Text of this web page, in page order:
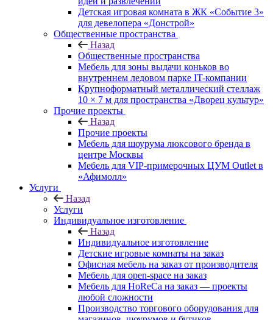
Детская игровая комната в ЖК «Событие 3»
для девелопера «Донстрой»
Общественные пространства
Назад
Общественные пространства
Мебель для зоны выдачи коньков во
внутреннем ледовом парке IT-компании
Крупноформатный металлический стеллаж
10 × 7 м для пространства «Дворец культур»
Прочие проекты
Назад
Прочие проекты
Мебель для шоурума люксового бренда в
центре Москвы
Мебель для VIP-примерочных ЦУМ Outlet в
«Афимолл»
Услуги
Назад
Услуги
Индивидуальное изготовление
Назад
Индивидуальное изготовление
Детские игровые комнаты на заказ
Офисная мебель на заказ от производителя
Мебель для open-space на заказ
Мебель для HoReCa на заказ — проекты
любой сложности
Производство торгового оборудования для